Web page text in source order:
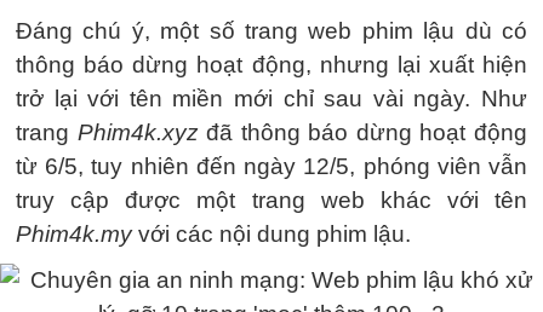
Đáng chú ý, một số trang web phim lậu dù có
thông báo dừng hoạt động, nhưng lại xuất hiện
trở lại với tên miền mới chỉ sau vài ngày. Như
trang Phim4k.xyzđã thông báo dừng hoạt động
từ 6/5, tuy nhiên đến ngày 12/5, phóng viên vẫn
truy cập được một trang web khác với tên
Phim4k.myvới các nội dung phim lậu.